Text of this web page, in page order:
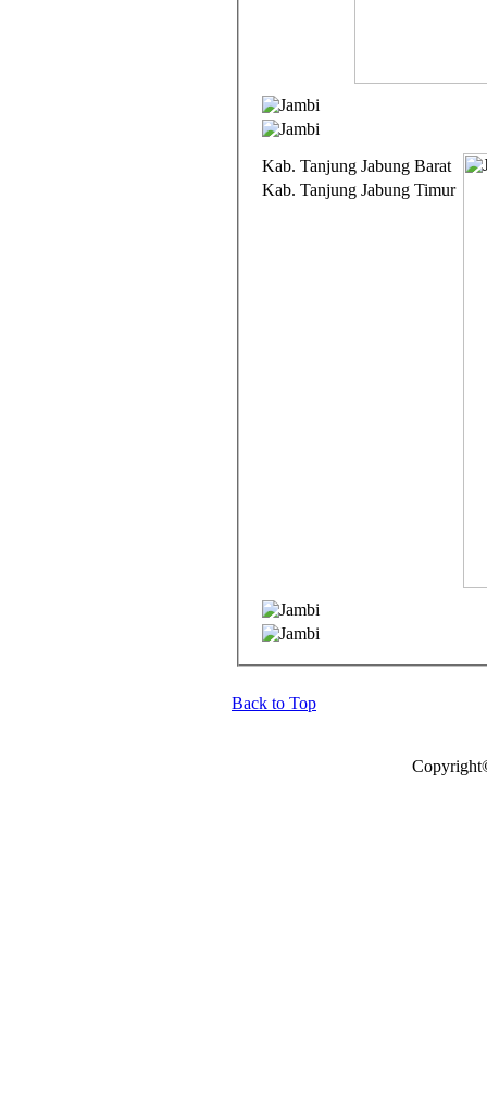
Kab. Tanjung Jabung Barat
Kab. Tanjung Jabung Timur
Back to Top